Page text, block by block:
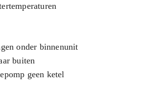
onder binnenunit
buiten
geen ketel